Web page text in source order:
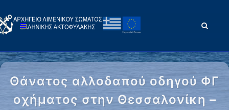
Θάνατος αλλοδαπού οδηγού ΦΓ
οχήματος στην Θεσσαλονίκη –